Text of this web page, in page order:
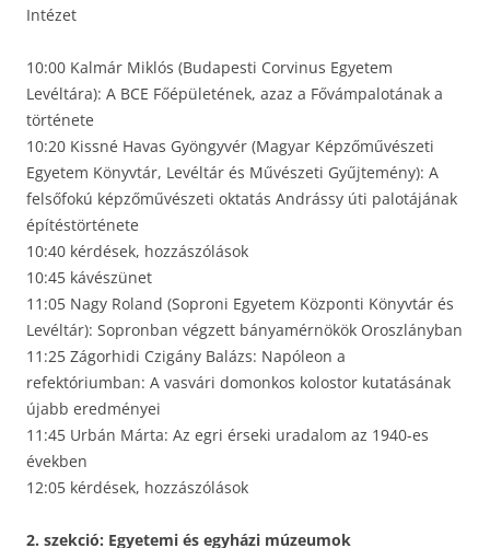
Intézet
10:00 Kalmár Miklós (Budapesti Corvinus Egyetem
Levéltára): A BCE Főépületének, azaz a Fővámpalotának a
története
10:20 Kissné Havas Gyöngyvér (Magyar Képzőművészeti
Egyetem Könyvtár, Levéltár és Művészeti Gyűjtemény): A
felsőfokú képzőművészeti oktatás Andrássy úti palotájának
építéstörténete
10:40 kérdések, hozzászólások
10:45 kávészünet
11:05 Nagy Roland (Soproni Egyetem Központi Könyvtár és
Levéltár): Sopronban végzett bányamérnökök Oroszlányban
11:25 Zágorhidi Czigány Balázs: Napóleon a
refektóriumban: A vasvári domonkos kolostor kutatásának
újabb eredményei
11:45 Urbán Márta: Az egri érseki uradalom az 1940-es
években
12:05 kérdések, hozzászólások
2. szekció: Egyetemi és egyházi múzeumok